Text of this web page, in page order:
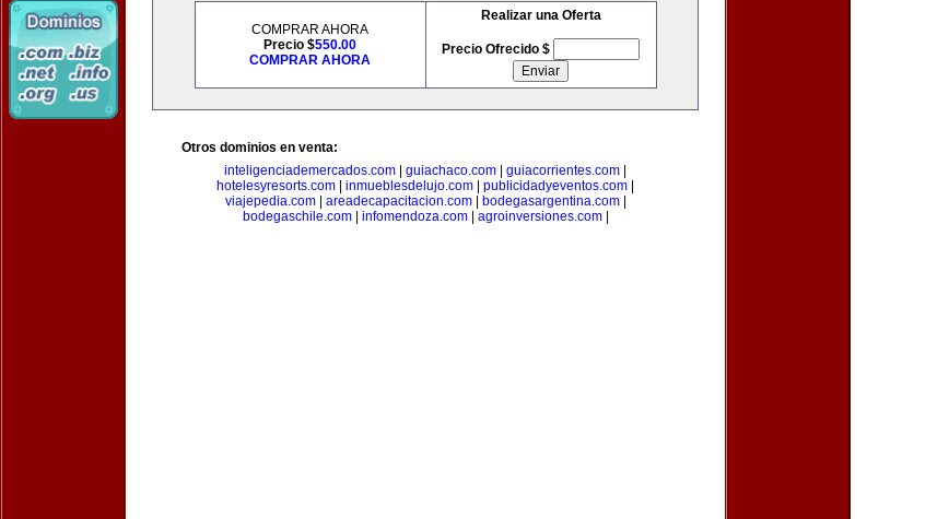
COMPRAR AHORA
Precio $550.00
COMPRAR AHORA
Realizar una Oferta
Precio Ofrecido $
Otros dominios en venta:
inteligenciademercados.com
guiachaco.com guiacorrientes.com
hotelesyresorts.com
inmueblesdelujo.com publicidadyeventos.com
viajepedia.com| areadecapacitacion.com| bodegasargentina.com|
bodegaschile.com| infomendoza.com| agroinversiones.com|